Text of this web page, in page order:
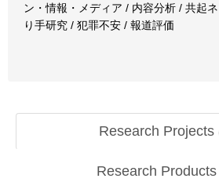
ン・情報・メディア / 内容分析 / 共起
り手研究 / 犯罪不安 / 報道評価
Research Projects
Research Products